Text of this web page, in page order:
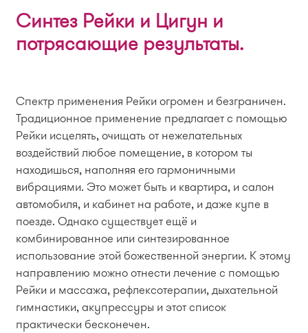
Синтез Рейки и Цигун и
потрясающие результаты.
Спектр применения Рейки огромен и безграничен.
Традиционное применение предлагает с помощью
Рейки исцелять, очищать от нежелательных
воздействий любое помещение, в котором ты
находишься, наполняя его гармоничными
вибрациями. Это может быть и квартира, и салон
автомобиля, и кабинет на работе, и даже купе в
поезде. Однако существует ещё и
комбинированное или синтезированное
использование этой божественной энергии. К этому
направлению можно отнести лечение с помощью
Рейки и массажа, рефлексотерапии, дыхательной
гимнастики, акупрессуры и этот список
практически бесконечен.